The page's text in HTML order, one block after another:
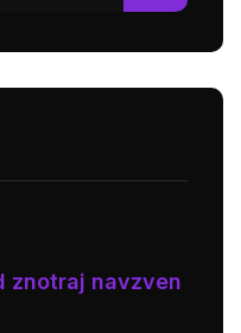
znotraj navzven